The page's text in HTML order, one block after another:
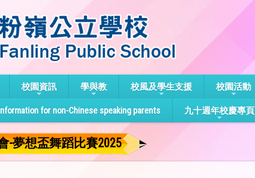
校園資訊 學與教 校風及學生支援 校園活動
for non-Chinese speaking parents 九十週年校慶專頁
-夢想盃舞蹈比賽2025